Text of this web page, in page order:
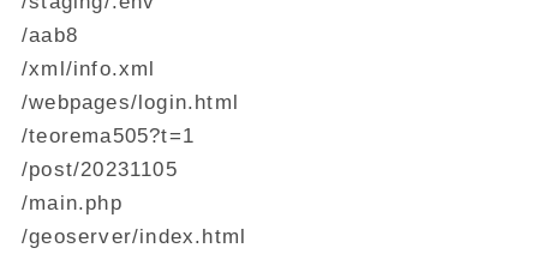
/aab8
/xml/info.xml
/webpages/login.html
/teorema505?t=1
/post/20231105
/main.php
/geoserver/index.html